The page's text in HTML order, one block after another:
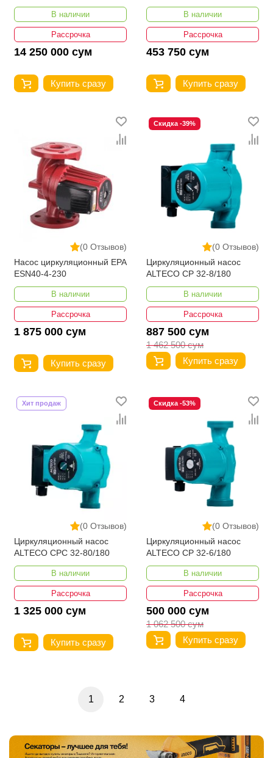
В наличии
Рассрочка
14 250 000 сум
Купить сразу
В наличии
Рассрочка
453 750 сум
Купить сразу
(0 Отзывов)
Насос циркуляционный EPA
ESN40-4-230
В наличии
Рассрочка
1 875 000 сум
Купить сразу
(0 Отзывов)
Скидка -39%
Циркуляционный насос
ALTECO CP 32-8/180
В наличии
Рассрочка
887 500 сум
1 462 500 сум
Купить сразу
(0 Отзывов)
Хит продаж
Циркуляционный насос
ALTECO CPC 32-80/180
В наличии
Рассрочка
1 325 000 сум
Купить сразу
(0 Отзывов)
Скидка -53%
Циркуляционный насос
ALTECO CP 32-6/180
В наличии
Рассрочка
500 000 сум
1 062 500 сум
Купить сразу
1 2 3 4